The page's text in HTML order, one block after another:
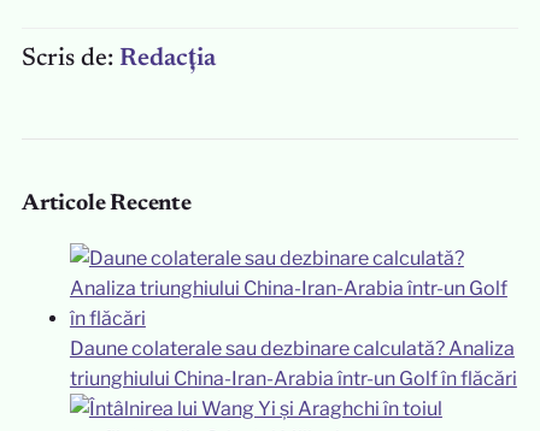
Scris de: Redacția
Articole Recente
Daune colaterale sau dezbinare calculată? Analiza
triunghiului China-Iran-Arabia într-un Golf în flăcări